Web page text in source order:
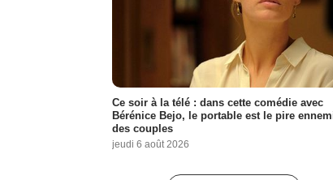
Ce soir à la télé : dans cette comédie avec
Bérénice Bejo, le portable est le pire
des couples
jeudi 6 août 2026